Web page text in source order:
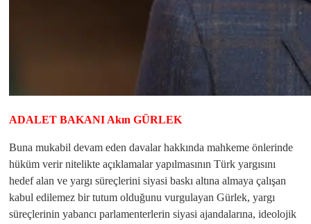
ADALET BAKANI Akın GÜRLEK
Buna mukabil devam eden davalar hakkında mahkeme önlerinde
hüküm verir nitelikte açıklamalar yapılmasının Türk yargısını
hedef alan ve yargı süreçlerini siyasi baskı altına almaya çalışan
kabul edilemez bir tutum olduğunu vurgulayan Gürlek, yargı
süreçlerinin yabancı parlamenterlerin siyasi ajandalarına, ideolojik